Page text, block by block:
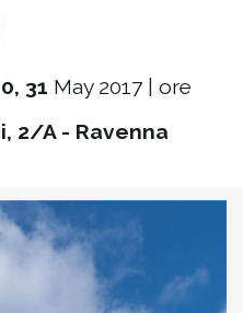
31 May 2017 | ore
2/A - Ravenna